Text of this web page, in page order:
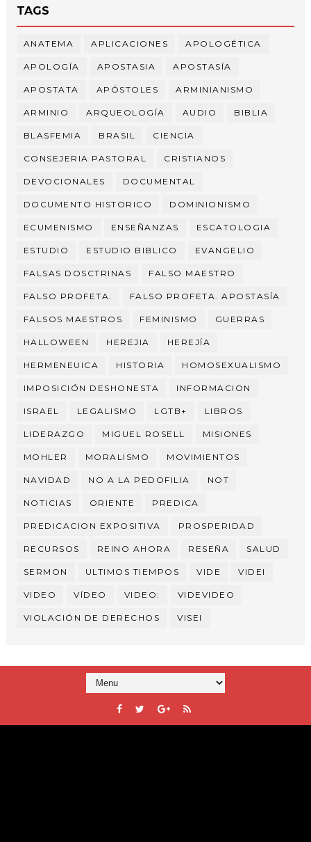
TAGS
ANATEMA APLICACIONES APOLOGÉTICA
APOLOGÍA APOSTASIA APOSTASÍA
APOSTATA APÓSTOLES ARMINIANISMO
ARMINIO ARQUEOLOGÍA AUDIO BIBLIA
BLASFEMIA BRASIL CIENCIA
CONSEJERIA PASTORAL CRISTIANOS
DEVOCIONALES DOCUMENTAL
DOCUMENTO HISTORICO DOMINIONISMO
ECUMENISMO ENSEÑANZAS ESCATOLOGIA
ESTUDIO ESTUDIO BIBLICO EVANGELIO
FALSAS DOSCTRINAS FALSO MAESTRO
FALSO PROFETA. FALSO PROFETA. APOSTASÍA
FALSOS MAESTROS FEMINISMO GUERRAS
HALLOWEEN HEREJIA HEREJÍA
HERMENEUICA HISTORIA HOMOSEXUALISMO
IMPOSICIÓN DESHONESTA INFORMACION
ISRAEL LEGALISMO LGTB+ LIBROS
LIDERAZGO MIGUEL ROSELL MISIONES
MOHLER MORALISMO MOVIMIENTOS
NAVIDAD NO A LA PEDOFILIA NOT
NOTICIAS ORIENTE PREDICA
PREDICACION EXPOSITIVA PROSPERIDAD
RECURSOS REINO AHORA RESEÑA SALUD
SERMON ULTIMOS TIEMPOS VIDE VIDEI
VIDEO VÍDEO VIDEO: VIDEVIDEO
VIOLACIÓN DE DERECHOS VISEI